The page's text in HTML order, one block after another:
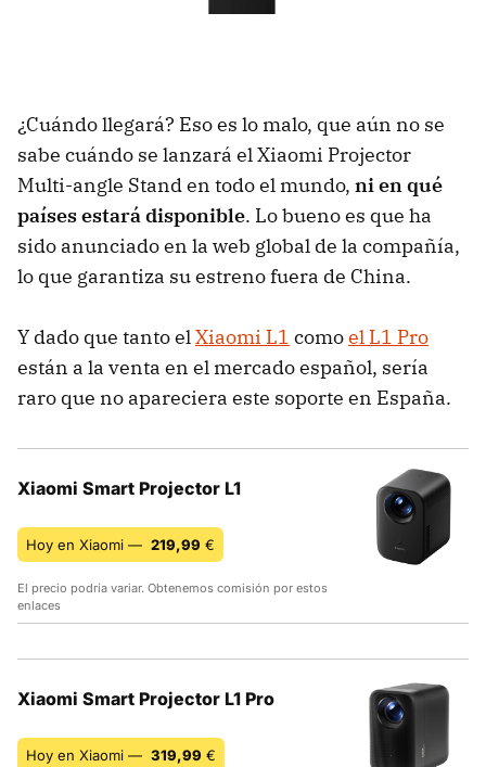
¿Cuándo llegará? Eso es lo malo, que aún no se
sabe cuándo se lanzará el Xiaomi Projector
Multi-angle Stand en todo el mundo, ni en qué
países estará disponible. Lo bueno es que ha
sido anunciado en la web global de la compañía,
lo que garantiza su estreno fuera de China.
Y dado que tanto elXiaomi L1 comoel L1 Pro
están a la venta en el mercado español, sería
raro que no apareciera este soporte en España.
Xiaomi Smart Projector L1
Hoy en Xiaomi — 219,99 €
El precio podría variar. Obtenemos comisión por estos
enlaces
Xiaomi Smart Projector L1 Pro
Hoy en Xiaomi — 319,99 €